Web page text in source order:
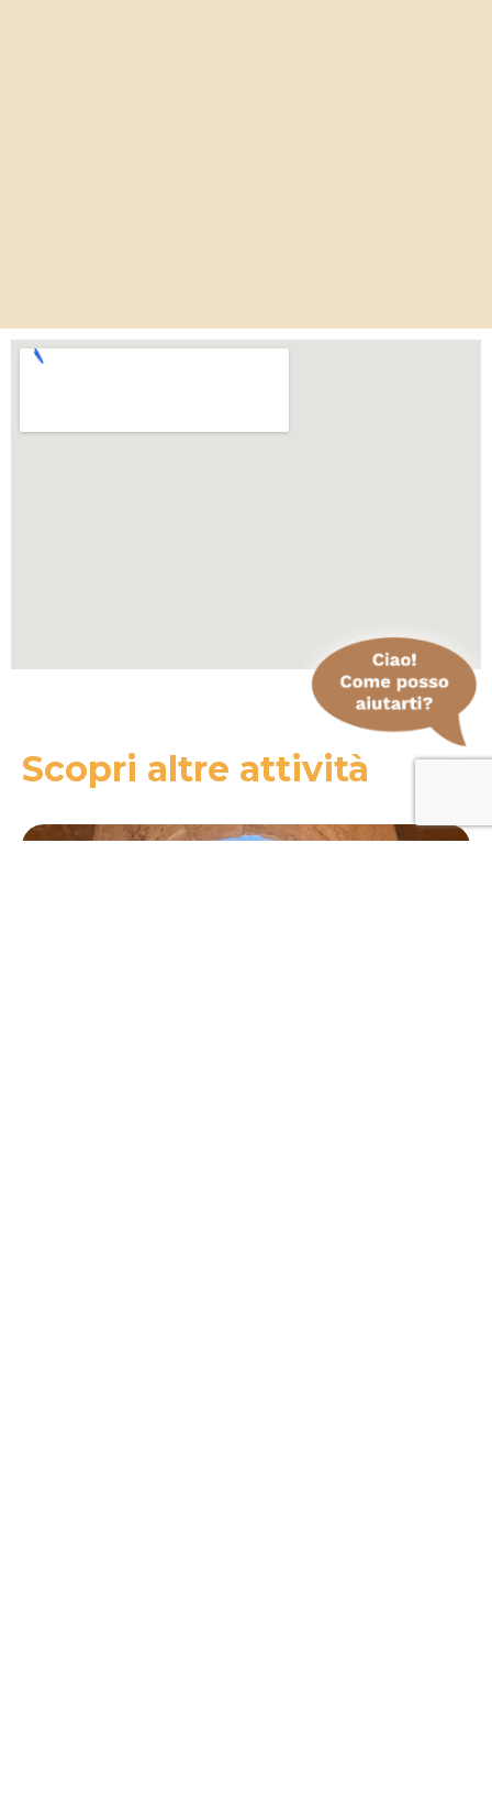
Scopri altre attività